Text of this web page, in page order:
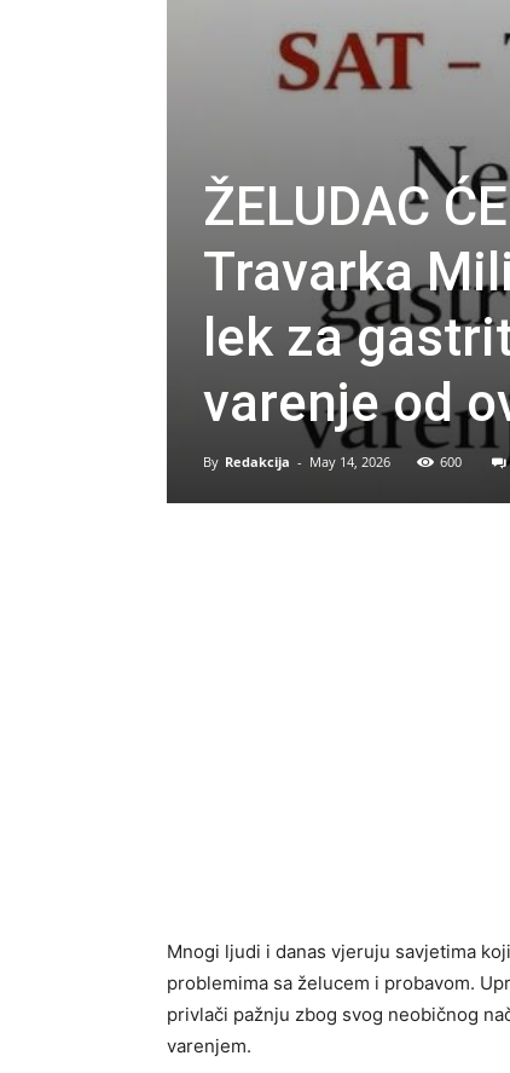
ŽELUDAC
Travarka
lek za
varenje od
By Redakcija - May 14, 2026 600
Mnogi ljudi i danas vjeruju savjetima
problemima sa želucem i probavom.
privlači pažnju zbog svog neobičnog
varenjem.